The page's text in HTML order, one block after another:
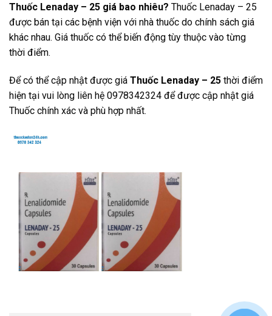
Thuốc Lenaday – 25 giá bao nhiêu? Thuốc Lenaday – 25
được bán tại các bệnh viện với nhà thuốc do chính sách giá
khác nhau. Giá thuốc có thể biến động tùy thuộc vào từng
thời điểm.
Để có thể cập nhật được giá Thuốc Lenaday – 25 thời điểm
hiện tại vui lòng liên hệ 0978342324 để được cập nhật giá
Thuốc chính xác và phù hợp nhất.